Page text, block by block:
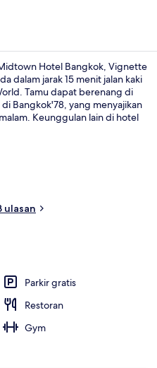
Hotel Bangkok, Vignette
dalam jarak 15 menit jalan kaki
Tamu dapat berenang di
Bangkok'78, yang menyajikan
Keunggulan lain di hotel
karena sangat
BTS Chit Loms hanya 5 menit
10 menit.
ulasan
Parkir gratis
Restoran
Gym